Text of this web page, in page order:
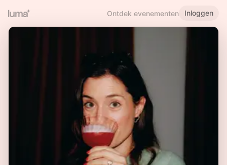
Ontdek evenementen Inloggen